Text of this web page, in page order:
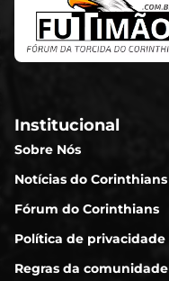
Institucional
Sobre Nós
Notícias do Corinthians
Fórum do Corinthians
Política de privacidade
Regras da comunidade